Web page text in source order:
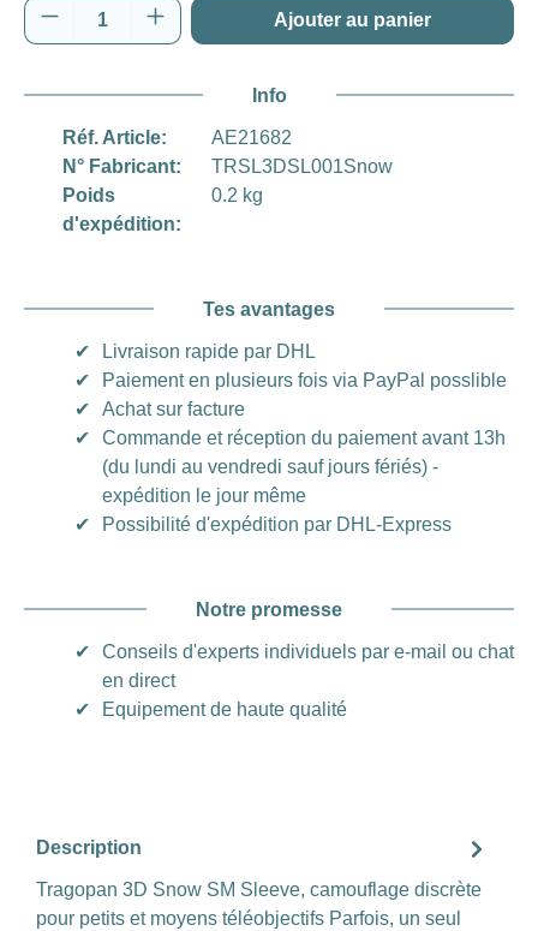
Quantité de produit : Entrez la quantité
Ajouter au panier
Info
Réf. Article:
AE21682
N° Fabricant:
TRSL3DSL001Snow
Poids
d'expédition:
0.2 kg
Tes avantages
✔
Livraison rapide par DHL
✔
Paiement en plusieurs fois via PayPal posslible
✔
Achat sur facture
✔
Commande et réception du paiement avant 13h
(du lundi au vendredi sauf jours fériés) -
expédition le jour même
✔
Possibilité d'expédition par DHL-Express
Notre promesse
✔
Conseils d'experts individuels par e-mail ou chat
en direct
✔
Equipement de haute qualité
Description
Tragopan 3D Snow SM Sleeve, camouflage discrète
pour petits et moyens téléobjectifs Parfois, un seul